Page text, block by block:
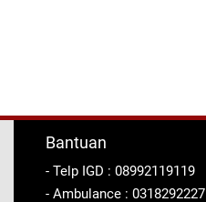
Bantuan
- Telp IGD : 08992119119
- Ambulance : 0318292227